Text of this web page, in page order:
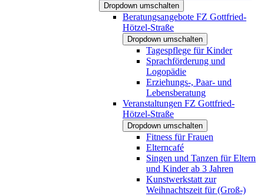
Dropdown umschalten
Beratungsangebote FZ Gottfried-
Hötzel-Straße
Dropdown umschalten
Tagespflege für Kinder
Sprachförderung und
Logopädie
Erziehungs-, Paar- und
Lebensberatung
Veranstaltungen FZ Gottfried-
Hötzel-Straße
Dropdown umschalten
Fitness für Frauen
Elterncafé
Singen und Tanzen für Eltern
und Kinder ab 3 Jahren
Kunstwerkstatt zur
Weihnachtszeit für (Groß-)